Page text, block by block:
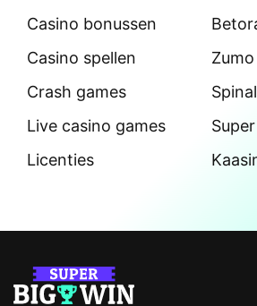
Casino bonussen
Casino spellen
Crash games
Live casino games
Licenties